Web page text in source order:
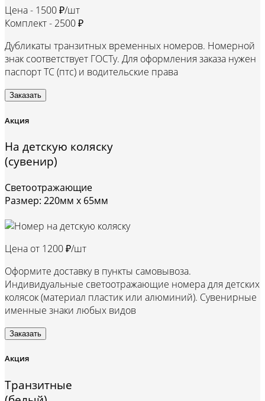
Цена - 1500 ₽/шт
Комплект - 2500 ₽
Дубликаты транзитных временных номеров. Номерной
знак соответствует ГОСТу. Для оформления заказа нужен
паспорт ТС (птс) и водительские права
Заказать
Акция
На детскую коляску
(сувенир)
Светоотражающие
Размер: 220мм х 65мм
Цена от 1200 ₽/шт
Оформите доставку в пункты самовывоза.
Индивидуальные светоотражающие номера для детских
колясок (материал пластик или алюминий). Сувенирные
именные знаки любых видов
Заказать
Акция
Транзитные